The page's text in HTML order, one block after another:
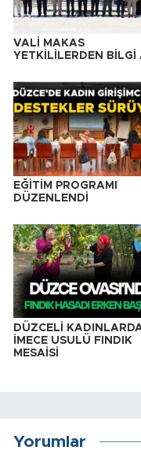
VALİ MAKAS
YETKİLİLERDEN BİLGİ
EĞİTİM PROGRAMI
DÜZENLENDİ
DÜZCELİ
İMECE USULÜ FINDIK
MESAİSİ
Yorumlar